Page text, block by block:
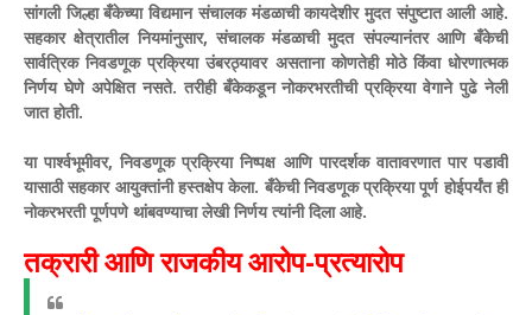
​सांगली जिल्हा बँकेच्या विद्यमान संचालक मंडळाची कायदेशीर मुदत संपुष्टात आली आहे.
सहकार क्षेत्रातील नियमांनुसार, संचालक मंडळाची मुदत संपल्यानंतर आणि बँकेची
सार्वत्रिक निवडणूक प्रक्रिया उंबरठ्यावर असताना कोणतेही मोठे किंवा धोरणात्मक
निर्णय घेणे अपेक्षित नसते. तरीही बँकेकडून नोकरभरतीची प्रक्रिया वेगाने पुढे नेली
जात होती.
​या पार्श्वभूमीवर, निवडणूक प्रक्रिया निष्पक्ष आणि पारदर्शक वातावरणात पार पडावी
यासाठी सहकार आयुक्तांनी हस्तक्षेप केला. बँकेची निवडणूक प्रक्रिया पूर्ण होईपर्यंत ही
नोकरभरती पूर्णपणे थांबवण्याचा लेखी निर्णय त्यांनी दिला आहे.
​तक्रारी आणि राजकीय आरोप-प्रत्यारोप